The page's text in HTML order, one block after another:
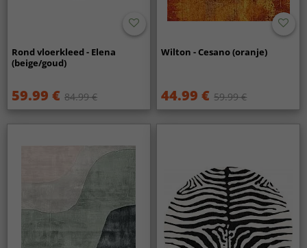
Rond vloerkleed - Elena
(beige/goud)
59.99 € 84.99 €
Wilton - Cesano (oranje)
44.99 € 59.99 €